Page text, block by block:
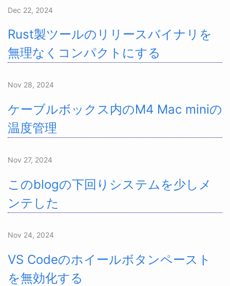
Dec 22, 2024
Rust製ツールのリリースバイナリを
無理なくコンパクトにする
Nov 28, 2024
ケーブルボックス内のM4 Mac miniの
温度管理
Nov 27, 2024
このblogの下回りシステムを少しメ
ンテした
Nov 24, 2024
VS Codeのホイールボタンペースト
を無効化する